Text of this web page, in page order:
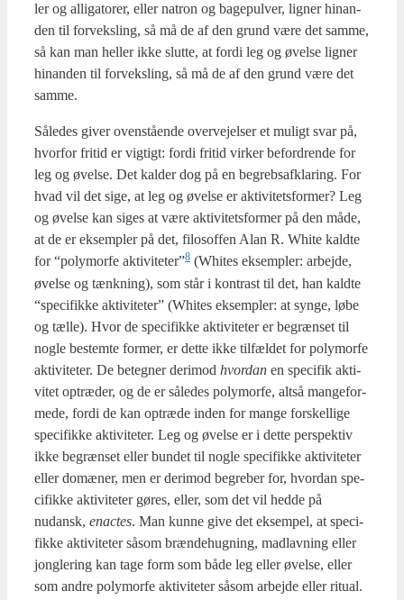
ler og alliga­to­rer, eller natron og bage­pul­ver, lig­ner hin­an­
den til for­veks­ling, så må de af den grund være det sam­me,
så kan man hel­ler ikke slut­te, at for­di leg og øvel­se lig­ner
hin­an­den til for­veks­ling, så må de af den grund være det
sam­me.
Såle­des giver oven­stå­en­de over­vej­el­ser et muligt svar på,
hvor­for fri­tid er vig­tigt: for­di fri­tid vir­ker befor­dren­de for
leg og øvel­se. Det kal­der dog på en begrebs­af­kla­ring. For
hvad vil det sige, at leg og øvel­se er akti­vi­tets­for­mer? Leg
og øvel­se kan siges at være akti­vi­tets­for­mer på den måde,
at de er eksemp­ler på det, filo­sof­fen Alan R. Whi­te kald­te
for “poly­mor­fe aktiviteter”8 (Whi­tes eksemp­ler: arbej­de,
øvel­se og tænk­ning), som står i kon­trast til det, han kald­te
“spe­ci­fik­ke akti­vi­te­ter” (Whi­tes eksemp­ler: at syn­ge, løbe
og tæl­le). Hvor de spe­ci­fik­ke akti­vi­te­ter er begræn­set til
nog­le bestem­te for­mer, er det­te ikke til­fæl­det for poly­mor­fe
akti­vi­te­ter. De beteg­ner der­i­mod hvor­dan en spe­ci­fik akti­
vi­tet optræ­der, og de er såle­des poly­mor­fe, alt­så man­ge­for­
me­de, for­di de kan optræ­de inden for man­ge for­skel­li­ge
spe­ci­fik­ke akti­vi­te­ter. Leg og øvel­se er i det­te per­spek­tiv
ikke begræn­set eller bun­det til nog­le spe­ci­fik­ke akti­vi­te­ter
eller domæ­ner, men er der­i­mod begre­ber for, hvor­dan spe­
ci­fik­ke akti­vi­te­ter gøres, eller, som det vil hed­de på
nudansk, ena­ctes. Man kun­ne give det eksem­pel, at spe­ci­
fik­ke akti­vi­te­ter såsom bræn­de­hug­ning, mad­lav­ning eller
jong­le­ring kan tage form som både leg eller øvel­se, eller
som andre poly­mor­fe akti­vi­te­ter såsom arbej­de eller ritu­al.